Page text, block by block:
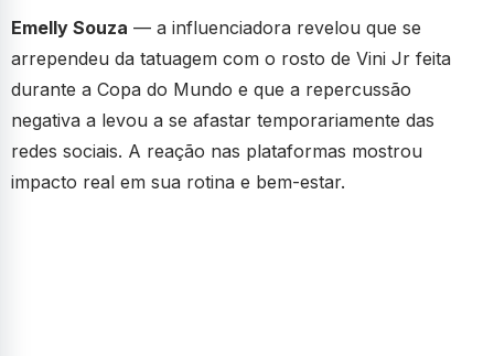
Emelly Souza — a influenciadora revelou que se
arrependeu da tatuagem com o rosto de Vini Jr feita
durante a Copa do Mundo e que a repercussão
negativa a levou a se afastar temporariamente das
redes sociais. A reação nas plataformas mostrou
impacto real em sua rotina e bem-estar.